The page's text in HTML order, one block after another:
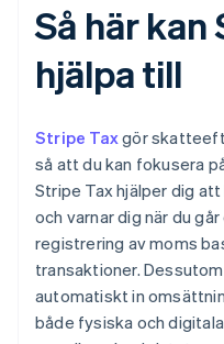
Så här kan
hjälpa till
Stripe Taxgör
så att du kan fokusera
Stripe Tax hjälper dig
och varnar dig när du
registrering av moms
transaktioner.
automatiskt in
både fysiska och